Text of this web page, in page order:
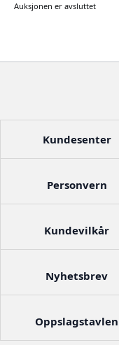
Auksjonen er avsluttet
Kundesenter
Personvern
Kundevilkår
Nyhetsbrev
Oppslagstavlen